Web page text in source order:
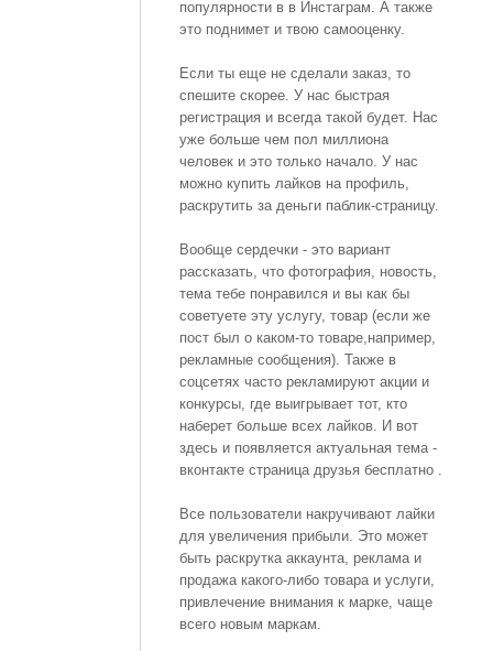
популярности в в Инстаграм. А также
это поднимет и твою самооценку.
Если ты еще не сделали заказ, то
спешите скорее. У нас быстрая
регистрация и всегда такой будет. Нас
уже больше чем пол миллиона
человек и это только начало. У нас
можно купить лайков на профиль,
раскрутить за деньги паблик-страницу.
Вообще сердечки - это вариант
рассказать, что фотография, новость,
тема тебе понравился и вы как бы
советуете эту услугу, товар (если же
пост был о каком-то товаре,например,
рекламные сообщения). Также в
соцсетях часто рекламируют акции и
конкурсы, где выигрывает тот, кто
наберет больше всех лайков. И вот
здесь и появляется актуальная тема -
вконтакте страница друзья бесплатно .
Все пользователи накручивают лайки
для увеличения прибыли. Это может
быть раскрутка аккаунта, реклама и
продажа какого-либо товара и услуги,
привлечение внимания к марке, чаще
всего новым маркам.